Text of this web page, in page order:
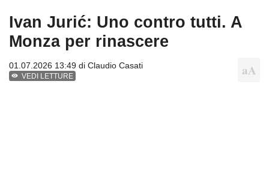
Ivan Jurić: Uno contro tutti. A
Monza per rinascere
01.07.2026 13:49 di Claudio Casati
VEDI LETTURE